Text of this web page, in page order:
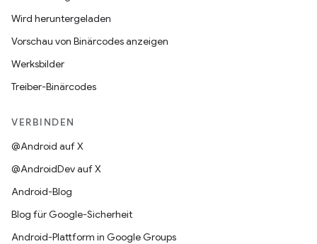
Wird heruntergeladen
Vorschau von Binärcodes anzeigen
Werksbilder
Treiber-Binärcodes
VERBINDEN
@Android auf X
@AndroidDev auf X
Android-Blog
Blog für Google-Sicherheit
Android-Plattform in Google Groups